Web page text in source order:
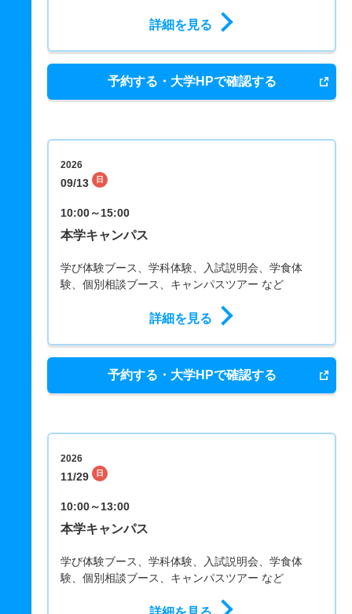
詳細を見る
予約する・大学HPで確認する
2026
09/13 日
10:00～15:00
本学キャンパス
学び体験ブース、学科体験、入試説明会、学食体
験、個別相談ブース、キャンパスツアー など
詳細を見る
予約する・大学HPで確認する
2026
11/29 日
10:00～13:00
本学キャンパス
学び体験ブース、学科体験、入試説明会、学食体
験、個別相談ブース、キャンパスツアー など